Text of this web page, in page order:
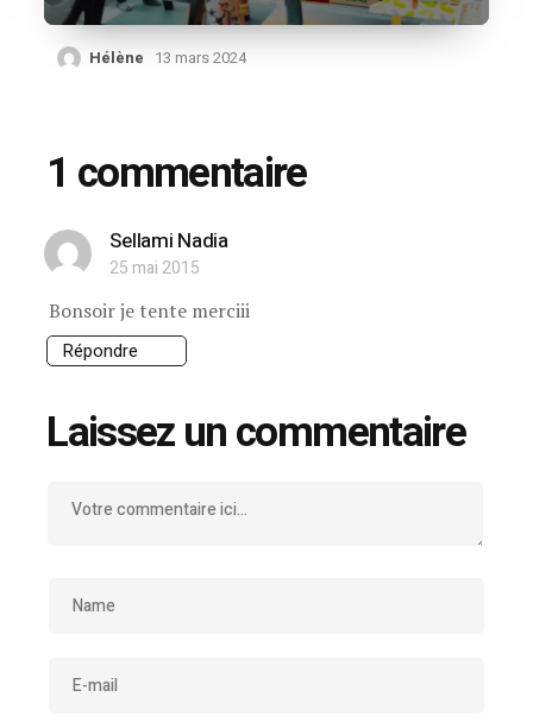
Hélène 13 mars 2024
1 commentaire
Sellami Nadia
25 mai 2015
Bonsoir je tente merciii
Répondre
Laissez un commentaire